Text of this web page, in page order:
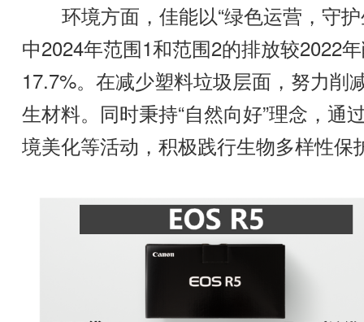
环境方面，佳能以“绿色运营，守护
中2024年范围1和范围2的排放较2022
17.7%。在减少塑料垃圾层面，努力削
生材料。同时秉持“自然向好”理念，通
境美化等活动，积极践行生物多样性保